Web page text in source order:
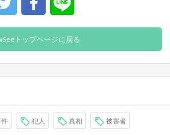
トップページに戻る
件 犯人 真相 被害者